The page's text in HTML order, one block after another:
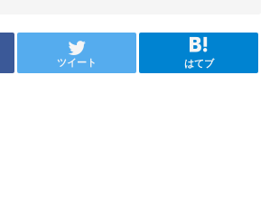
ツイート はてブ